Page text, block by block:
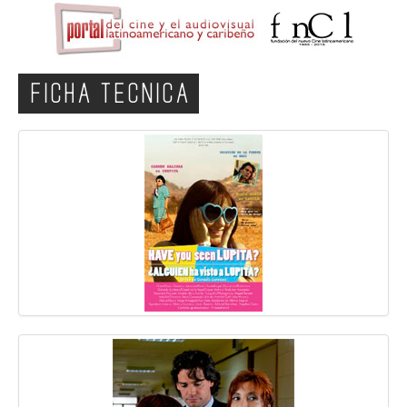
FICHA TECNICA